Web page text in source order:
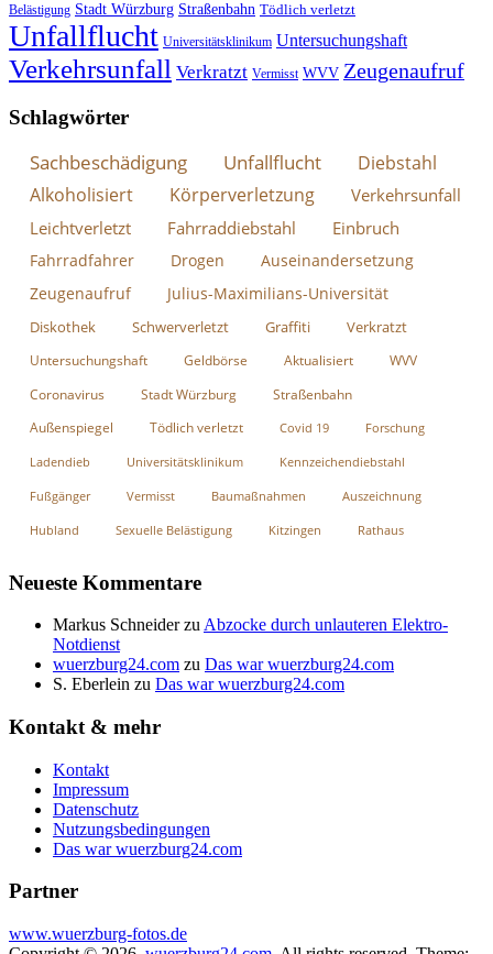
Belästigung Stadt Würzburg Straßenbahn Tödlich verletzt
Unfallflucht Universitätsklinikum Untersuchungshaft
Verkehrsunfall Verkratzt Vermisst WVV Zeugenaufruf
Schlagwörter
Sachbeschädigung Unfallflucht
Diebstahl
Alkoholisiert
Körperverletzung Verkehrsunfall
Leichtverletzt Fahrraddiebstahl Einbruch
Fahrradfahrer Drogen
Auseinandersetzung
Zeugenaufruf
Julius-Maximilians-Universität
Diskothek Schwerverletzt Graffiti Verkratzt
Untersuchungshaft Geldbörse Aktualisiert
WVV
Coronavirus
Stadt Würzburg Straßenbahn
Außenspiegel Tödlich verletzt Covid 19 Forschung
Ladendieb Universitätsklinikum Kennzeichendiebstahl
Fußgänger Vermisst Baumaßnahmen Auszeichnung
Hubland Sexuelle Belästigung Kitzingen Rathaus
Neueste Kommentare
Markus Schneiderzu Abzocke durch unlauteren Elektro-
Notdienst
wuerzburg24.com zu Das war wuerzburg24.com
S. Eberlein zu Das war wuerzburg24.com
Kontakt & mehr
Kontakt
Impressum
Datenschutz
Nutzungsbedingungen
Das war wuerzburg24.com
Partner
www.wuerzburg-fotos.de